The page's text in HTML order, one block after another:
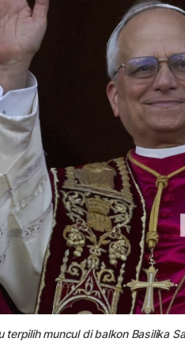
terpilih muncul di balkon Basilika